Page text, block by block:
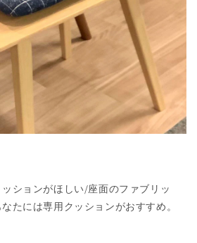
ションがほしい/座面のファブリッ
たには専用クッションがおすすめ。